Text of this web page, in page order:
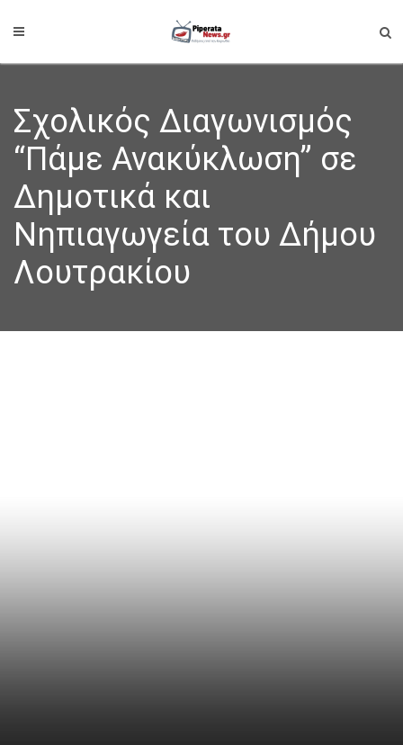
Σχολικός Διαγωνισμός
“Πάμε Ανακύκλωση” σε
Δημοτικά και
Νηπιαγωγεία του Δήμου
Λουτρακίου